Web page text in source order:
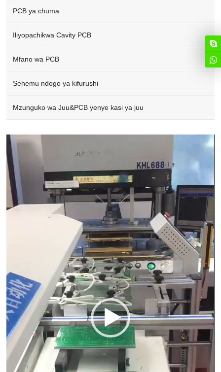
PCB ya chuma
Iliyopachikwa Cavity PCB
Mfano wa PCB
Sehemu ndogo ya kifurushi
Mzunguko wa Juu&PCB yenye kasi ya juu
Video
Player